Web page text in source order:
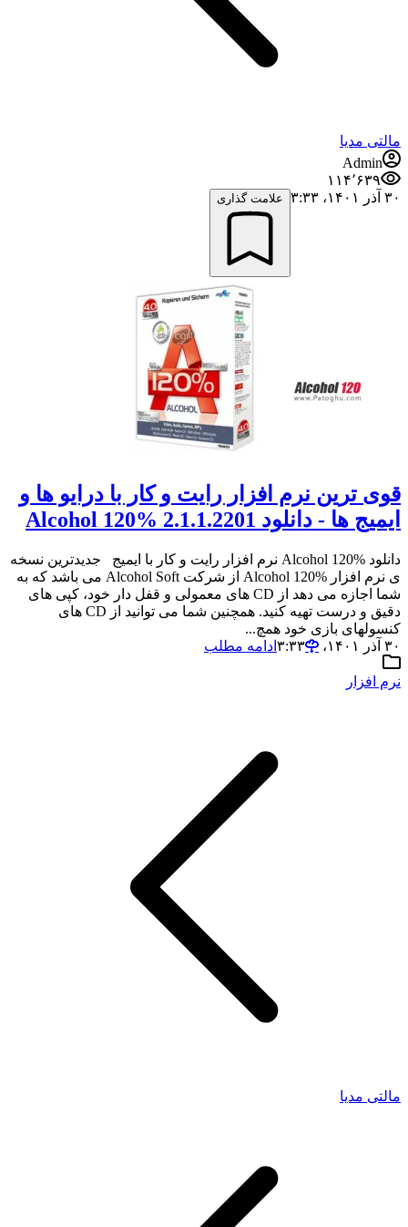
مالتی مدیا
Admin
۱۱۴٬۶۳۹
۳۰ آذر ۱۴۰۱،‏ ۳:۳۳
علامت گذاری
قوی ترين نرم افزار رايت و کار با درایو ها و
ایمیج ها - دانلود Alcohol 120% 2.1.1.2201
دانلود Alcohol 120% نرم افزار رایت و کار با ایمیج جدیدترین نسخه
ی نرم افزار Alcohol 120% از شرکت Alcohol Soft می باشد که به
شما اجازه می دهد از CD های معمولی و قفل دار خود، کپی های
دقیق و درست تهیه کنید. همچنین شما می توانید از CD های
کنسولهای بازی خود همچ...
۳۰ آذر ۱۴۰۱،‏ ۳:۳۳
ادامه مطلب
نرم افزار
مالتی مدیا